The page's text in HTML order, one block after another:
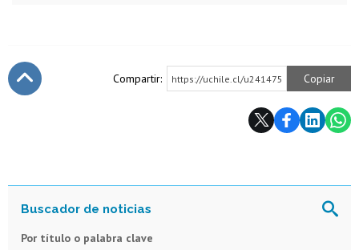
Compartir: https://uchile.cl/u241475 Copiar
Por título o palabra clave